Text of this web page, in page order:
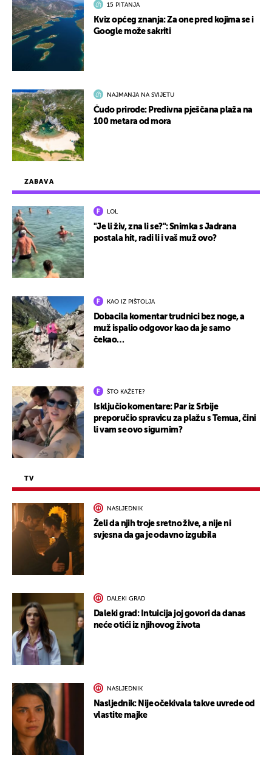
ZABAVA
LOL
"Je li živ, zna li se?": Snimka s Jadrana
postala hit, radi li i vaš muž ovo?
KAO IZ PIŠTOLJA
Dobacila komentar trudnici bez noge, a
muž ispalio odgovor kao da je samo
čekao…
ŠTO KAŽETE?
Isključio komentare: Par iz Srbije
preporučio spravicu za plažu s Temua, čini
li vam se ovo sigurnim?
TV
NASLJEDNIK
Želi da njih troje sretno žive, a nije ni
svjesna da ga je odavno izgubila
DALEKI GRAD
Daleki grad: Intuicija joj govori da danas
neće otići iz njihovog života
NASLJEDNIK
Nasljednik: Nije očekivala takve uvrede od
vlastite majke
15 PITANJA
Kviz općeg znanja: Za one pred kojima se i
Google može sakriti
NAJMANJA NA SVIJETU
Čudo prirode: Predivna pješčana plaža na
100 metara od mora